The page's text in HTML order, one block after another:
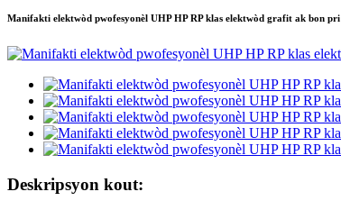
Manifakti elektwòd pwofesyonèl UHP HP RP klas elektwòd grafit ak bon pri
Deskripsyon kout: